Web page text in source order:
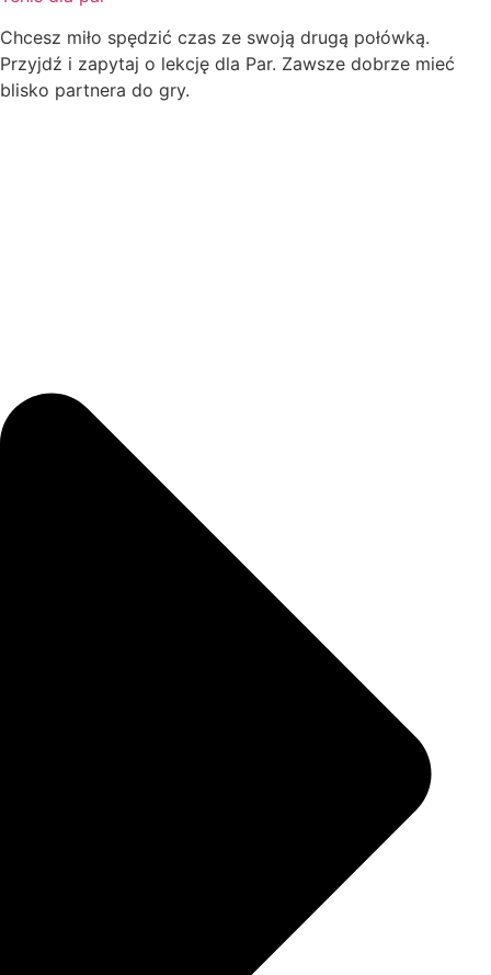
Chcesz miło spędzić czas ze swoją drugą połówką.
Przyjdź i zapytaj o lekcję dla Par. Zawsze dobrze mieć
blisko partnera do gry.